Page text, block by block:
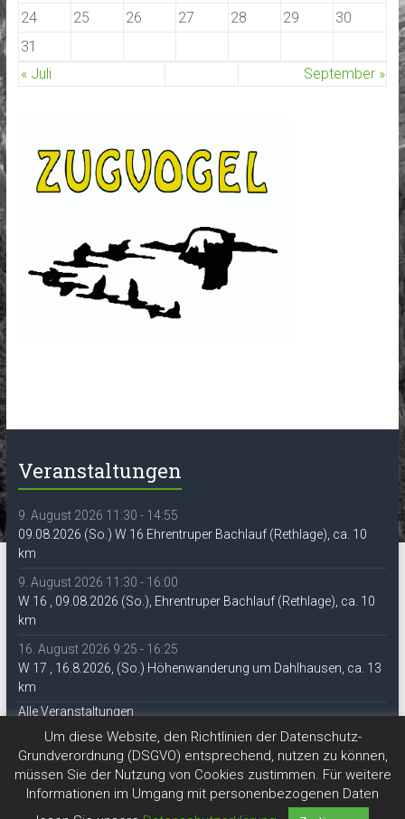
24
25 26 27 28 29
30
31
« Juli
September »
Veranstaltungen
9. August 2026 11:30 - 14:55
09.08.2026 (So.) W 16 Ehrentruper Bachlauf (Rethlage), ca. 10
km
9. August 2026 11:30 - 16:00
W 16 , 09.08.2026 (So.), Ehrentruper Bachlauf (Rethlage), ca. 10
km
16. August 2026 9:25 - 16:25
W 17 , 16.8.2026, (So.) Höhenwanderung um Dahlhausen, ca. 13
km
Alle Veranstaltungen
Um diese Website, den Richtlinien der Datenschutz-
Grundverordnung (DSGVO) entsprechend, nutzen zu können,
müssen Sie der Nutzung von Cookies zustimmen. Für weitere
Informationen im Umgang mit personenbezogenen Daten